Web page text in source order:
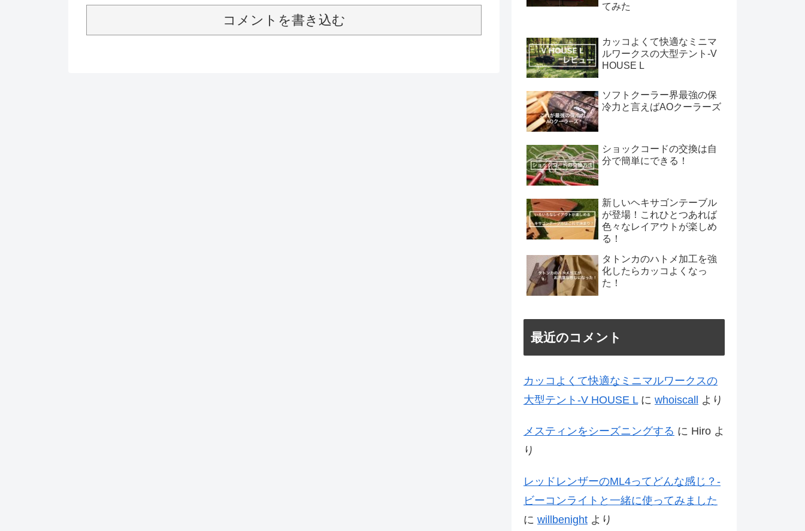
コメントを書き込む
てみた
カッコよくて快適なミニマ
ルワークスの大型テント-V
HOUSE L
ソフトクーラー界最強の保
冷力と言えばAOクーラーズ
ショックコードの交換は自
分で簡単にできる！
新しいヘキサゴンテーブル
が登場！これひとつあれば
色々なレイアウトが楽しめ
る！
タトンカのハトメ加工を強
化したらカッコよくなっ
た！
最近のコメント
カッコよくて快適なミニマルワークスの
大型テント-V HOUSE Lに whoiscall より
メスティンをシーズニングする に Hiro よ
り
レッドレンザーのML4ってどんな感じ？-
ビーコンライトと一緒に使ってみました
に willbenight より